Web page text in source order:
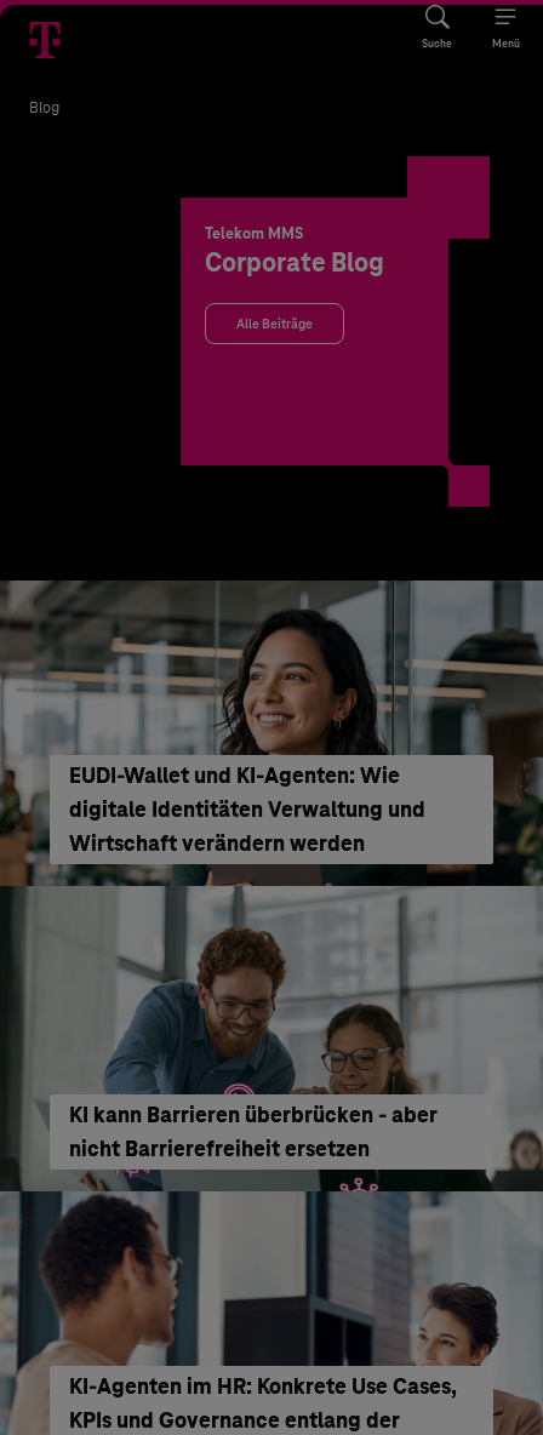
Suche Menü
Blog
Telekom MMS
Corporate Blog
Alle Beiträge
EUDI-Wallet und KI-Agenten: Wie
digitale Identitäten Verwaltung und
Wirtschaft verändern werden
KI kann Barrieren überbrücken - aber
nicht Barrierefreiheit ersetzen
KI‑Agenten im HR: Konkrete Use Cases,
KPIs und Governance entlang der